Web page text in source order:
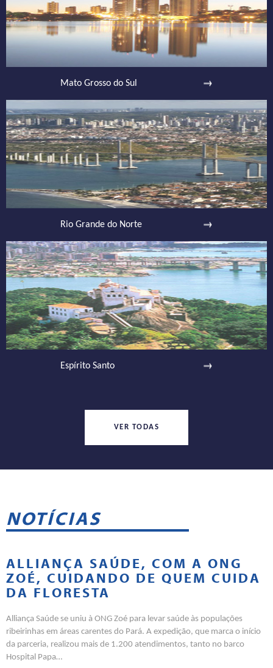
Mato Grosso do Sul
Rio Grande do Norte
Espírito Santo
VER TODAS
NOTÍCIAS
ALLIANÇA SAÚDE, COM A ONG
ZOÉ, CUIDANDO DE QUEM CUIDA
DA FLORESTA
Alliança Saúde se uniu à ONG Zoé para levar saúde às populações
ribeirinhas em áreas carentes do Pará. A expedição, que marca o início
da parceria, realizou mais de 1.200 atendimentos, tanto no barco
Hospital Papa…